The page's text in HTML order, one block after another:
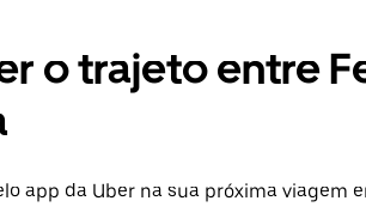
o trajeto entre
app da Uber na sua próxima viagem